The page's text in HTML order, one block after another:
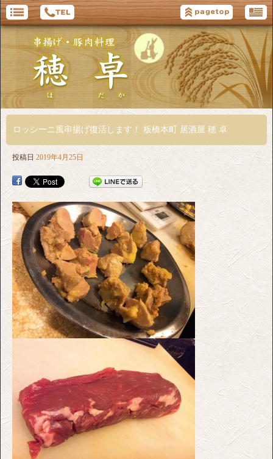
ロッシーニ風串揚げ復活します！ 板橋本町 居酒屋 穂 卓
投稿日 2019年4月25日